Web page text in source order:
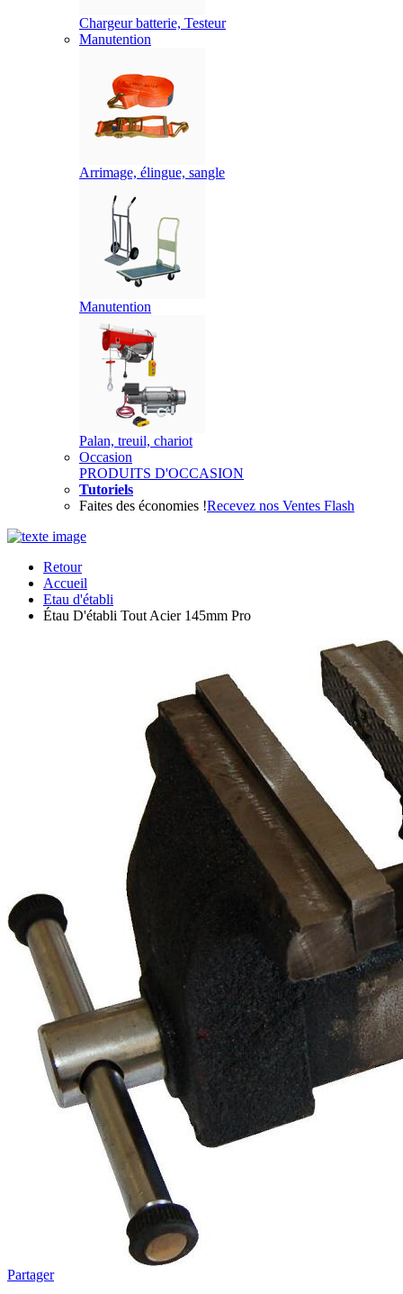
Chargeur batterie, Testeur
Manutention
Arrimage, élingue, sangle
Manutention
Palan, treuil, chariot
Occasion
PRODUITS D'OCCASION
Tutoriels
Faites des économies !Recevez nos Ventes Flash
Retour
Accueil
Etau d'établi
Étau D'établi Tout Acier 145mm Pro
Partager